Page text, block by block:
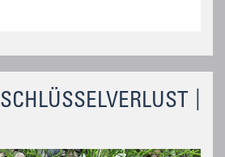
SCHLÜSSELVERLUST